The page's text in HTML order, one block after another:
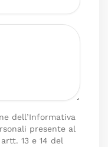
dell’Informativa
presente al
13 e 14 del